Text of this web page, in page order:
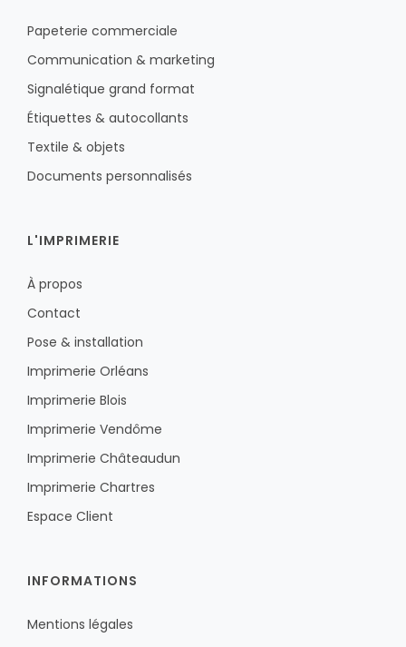
Papeterie commerciale
Communication & marketing
Signalétique grand format
Étiquettes & autocollants
Textile & objets
Documents personnalisés
L'IMPRIMERIE
À propos
Contact
Pose & installation
Imprimerie Orléans
Imprimerie Blois
Imprimerie Vendôme
Imprimerie Châteaudun
Imprimerie Chartres
Espace Client
INFORMATIONS
Mentions légales